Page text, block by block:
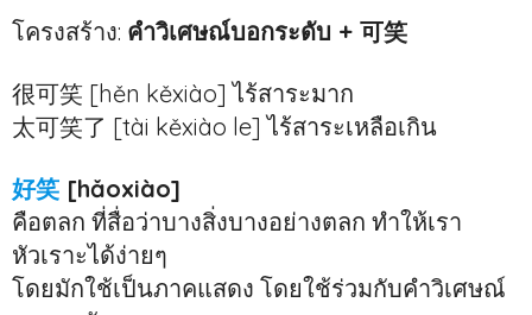
โครงสร้าง: คำวิเศษณ์บอกระดับ + 可笑
很可笑 [hěn kěxiào] ไร้สาระมาก
太可笑了 [tài kěxiào le] ไร้สาระเหลือเกิน
好笑 [hǎoxiào]
คือตลก ที่สื่อว่าบางสิ่งบางอย่างตลก ทำให้เรา
หัวเราะได้ง่ายๆ
โดยมักใช้เป็นภาคแสดง โดยใช้ร่วมกับคำวิเศษณ์